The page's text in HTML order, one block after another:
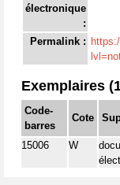
électronique
:
Permalink :
Exemplaires
Code-
barres
Cote
15006 W